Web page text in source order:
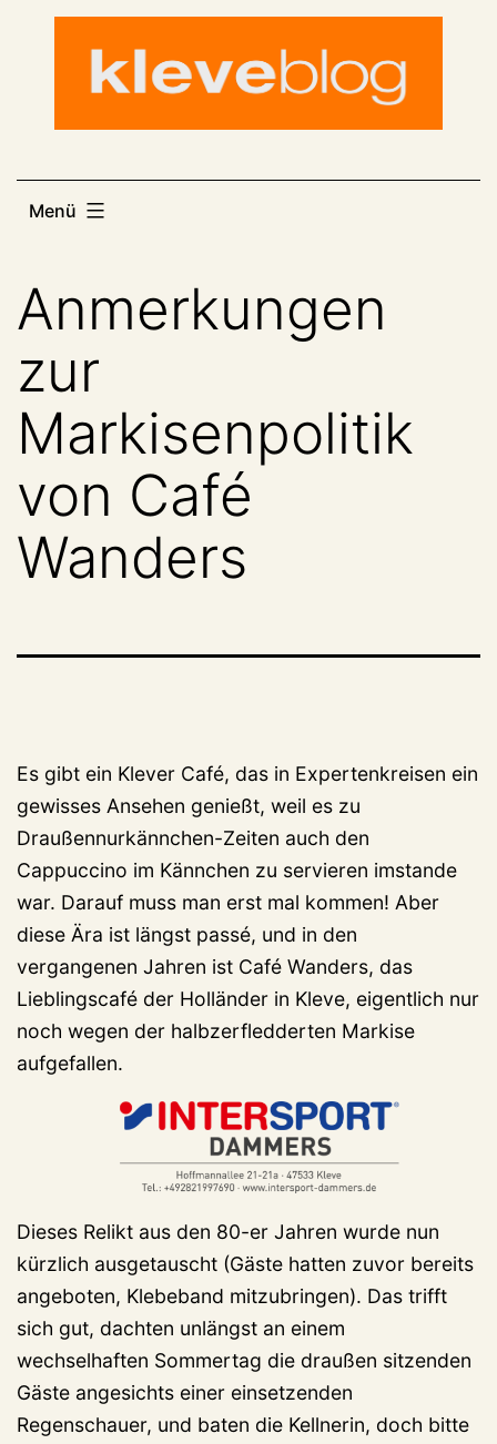
Menü
Anmerkungen
zur
Markisenpolitik
von Café
Wanders
Es gibt ein Klever Café, das in Expertenkreisen ein
gewisses Ansehen genießt, weil es zu
Draußennurkännchen-Zeiten auch den
Cappuccino im Kännchen zu servieren imstande
war. Darauf muss man erst mal kommen! Aber
diese Ära ist längst passé, und in den
vergangenen Jahren ist Café Wanders, das
Lieblingscafé der Holländer in Kleve, eigentlich nur
noch wegen der halbzerfledderten Markise
aufgefallen.
Dieses Relikt aus den 80-er Jahren wurde nun
kürzlich ausgetauscht (Gäste hatten zuvor bereits
angeboten, Klebeband mitzubringen). Das trifft
sich gut, dachten unlängst an einem
wechselhaften Sommertag die draußen sitzenden
Gäste angesichts einer einsetzenden
Regenschauer, und baten die Kellnerin, doch bitte